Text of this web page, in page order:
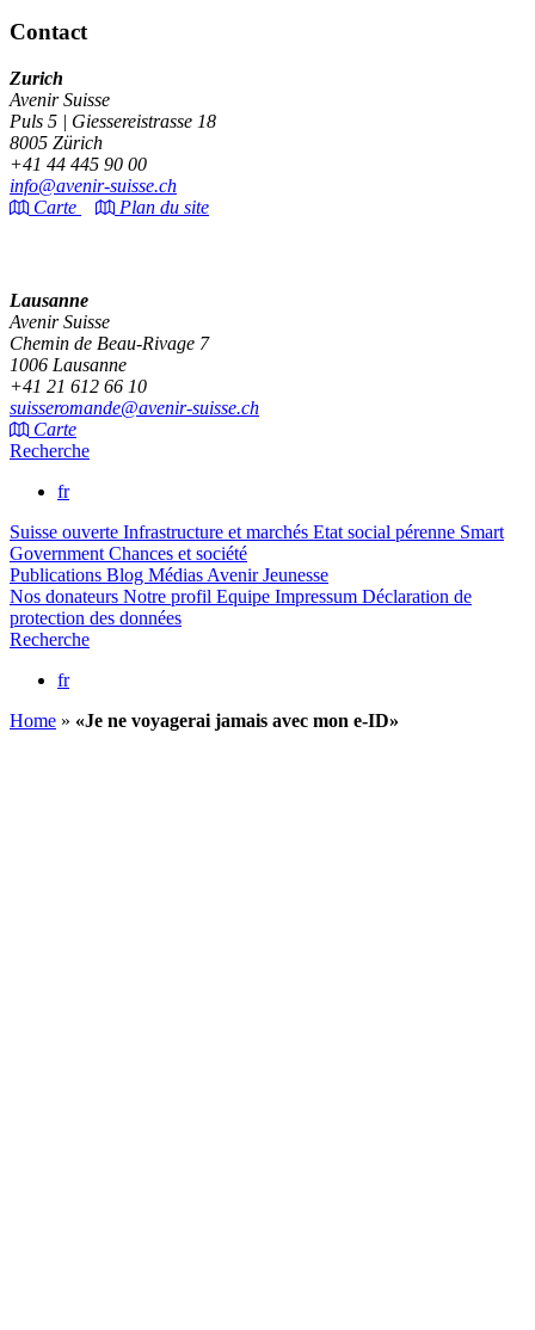
Contact
Zurich
Avenir Suisse
Puls 5 | Giessereistrasse 18
8005 Zürich
+41 44 445 90 00
info@avenir-suisse.ch
Carte
Plan du site
Lausanne
Avenir Suisse
Chemin de Beau-Rivage 7
1006 Lausanne
+41 21 612 66 10
suisseromande@avenir-suisse.ch
Carte
Recherche
fr
Suisse ouverte Infrastructure et marchés Etat social pérenne Smart
Government Chances et société
Publications Blog Médias Avenir Jeunesse
Nos donateurs Notre profil Equipe Impressum Déclaration de
protection des données
Recherche
fr
Home » «Je ne voyagerai jamais avec mon e-ID»